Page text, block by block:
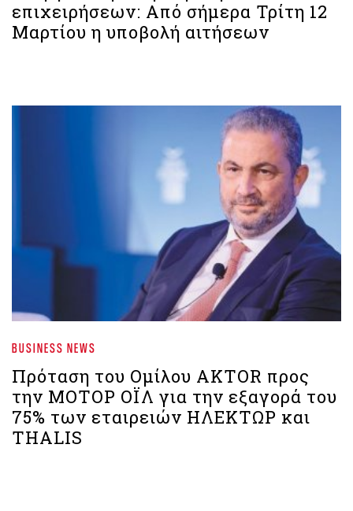
επιχειρήσεων: Από σήμερα Τρίτη 12
Μαρτίου η υποβολή αιτήσεων
BUSINESS NEWS
Πρόταση του Ομίλου AKTOR προς
την ΜΟΤΟΡ ΟΪΛ για την εξαγορά του
75% των εταιρειών ΗΛΕΚΤΩΡ και
THALIS